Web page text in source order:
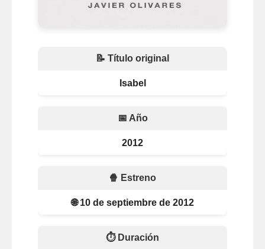
📝 Título original
Isabel
📅 Año
2012
🍿 Estreno
🌐 10 de septiembre de 2012
⏱️ Duración